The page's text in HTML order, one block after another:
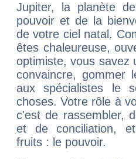
Jupiter, la planète
pouvoir et de la
de votre ciel natal.
êtes chaleureuse,
optimiste, vous savez
convaincre, gommer
aux spécialistes le
choses. Votre rôle à
c'est de rassembler,
et de conciliation,
fruits : le pouvoir.